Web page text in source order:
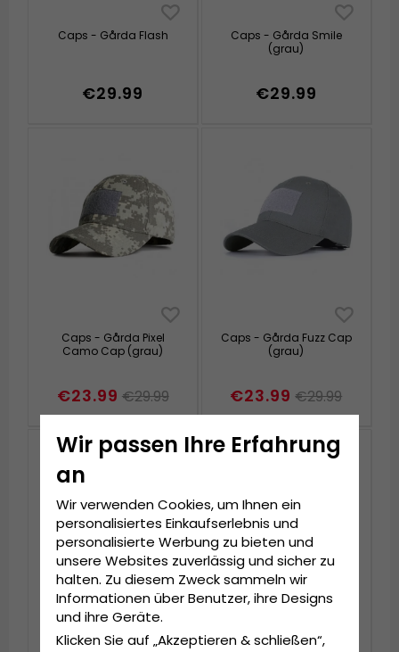
Caps - Gårda Flash
€29.99
Caps - Gårda Smile
(grau)
€29.99
Caps - Gårda Pixel
Camo Cap (grau)
€23.99 €29.99
Caps - Gårda Fuzz Cap
(grau)
€23.99 €29.99
Schiebermütze /
Schiebermütze /
Wir passen Ihre Erfahrung
an
Wir verwenden Cookies, um Ihnen ein
personalisiertes Einkaufserlebnis und
personalisierte Werbung zu bieten und
unsere Websites zuverlässig und sicher zu
halten. Zu diesem Zweck sammeln wir
Informationen über Benutzer, ihre Designs
und ihre Geräte.
Klicken Sie auf „Akzeptieren & schließen“,